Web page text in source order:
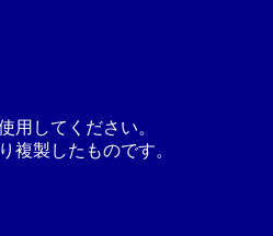
用してください。
複製したものです。